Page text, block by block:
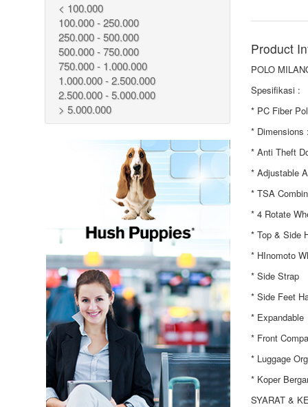
< 100.000
100.000 - 250.000
250.000 - 500.000
500.000 - 750.000
750.000 - 1.000.000
1.000.000 - 2.500.000
2.500.000 - 5.000.000
> 5.000.000
Product
POLO
Spesifikasi :
* PC Fiber
* Dimensions
* Anti Theft
* Adjustable
* TSA
* 4 Rotate
* Top & Side
* HInomoto
* Side Strap
* Side Feet
* Expandable
* Front
* Luggage
* Koper
SYARAT &